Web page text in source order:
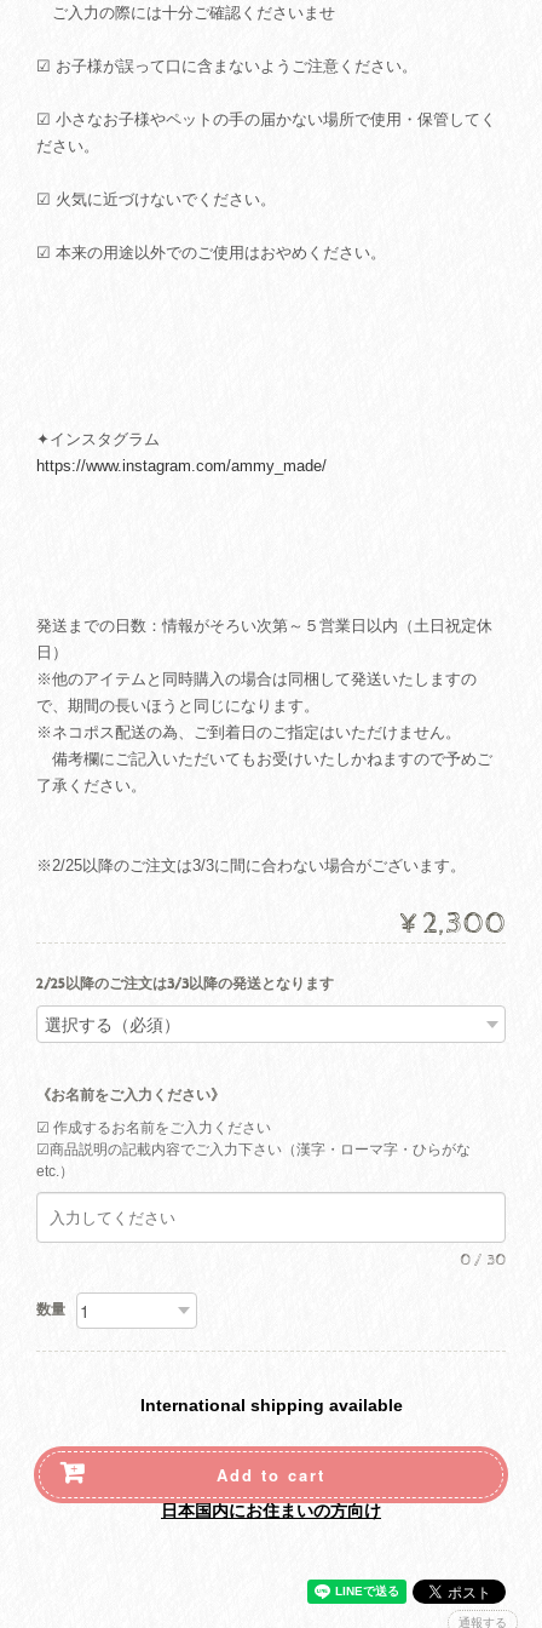
ご入力の際には十分ご確認くださいませ
☑ お子様が誤って口に含まないようご注意ください。
☑ 小さなお子様やペットの手の届かない場所で使用・保管してく
ださい。
☑ 火気に近づけないでください。
☑ 本来の用途以外でのご使用はおやめください。
✦インスタグラム
https://www.instagram.com/ammy_made/
発送までの日数：情報がそろい次第～５営業日以内（土日祝定休
日）
※他のアイテムと同時購入の場合は同梱して発送いたしますの
で、期間の長いほうと同じになります。
※ネコポス配送の為、ご到着日のご指定はいただけません。
備考欄にご記入いただいてもお受けいたしかねますので予めご
了承ください。
※2/25以降のご注文は3/3に間に合わない場合がございます。
¥2,300
2/25以降のご注文は3/3以降の発送となります
《お名前をご入力ください》
☑︎ 作成するお名前をご入力ください
☑︎商品説明の記載内容でご入力下さい（漢字・ローマ字・ひらがな
etc.）
0 / 30
数量
International shipping available
Add to cart
日本国内にお住まいの方向け
通報する